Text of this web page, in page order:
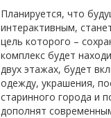
Планируется, что
интерактивным,
цель которого –
комплекс будет
двух этажах, будет
одежду, украшения,
старинного города и
дополнят